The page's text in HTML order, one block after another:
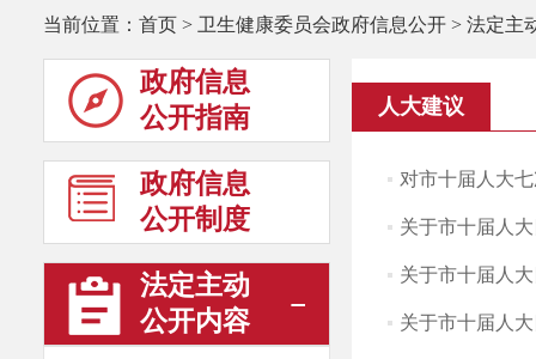
当前位置： 首页 > 卫生健康委员会政府信息公开 > 法定主
政府信息
公开指南
政府信息
公开制度
法定主动
公开内容
人大建议
对市十届人大
关于市十届人
关于市十届人
关于市十届人